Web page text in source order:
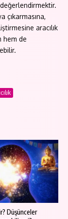
çıkarmasına,
aracılık
hem de
Düşünceler